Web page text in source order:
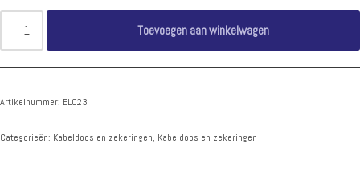
Toevoegen aan winkelwagen
Artikelnummer: EL023
Categorieën: Kabeldoos en zekeringen, Kabeldoos en zekeringen